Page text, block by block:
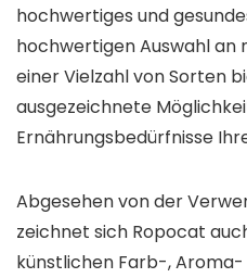
hochwertiges und
hochwertigen Auswahl an
einer Vielzahl von Sorten
ausgezeichnete
Ernährungsbedürfnisse
Abgesehen von der
zeichnet sich Ropocat
künstlichen Farb-, Aroma-